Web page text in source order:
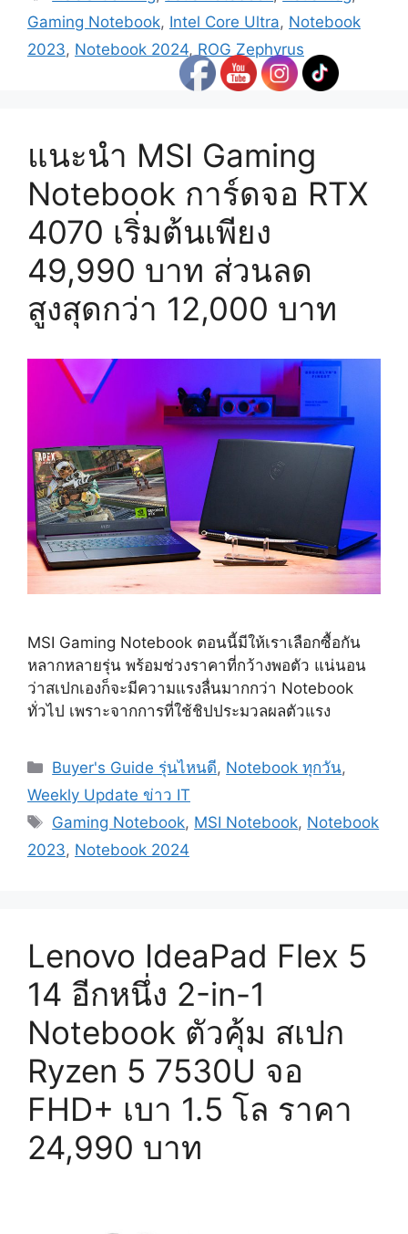
Gaming Notebook, Intel Core Ultra, Notebook
2023, Notebook 2024, ROG Zephyrus
แนะนำ MSI Gaming
Notebook การ์ดจอ RTX
4070 เริ่มต้นเพียง
49,990 บาท ส่วนลด
สูงสุดกว่า 12,000 บาท
MSI Gaming Notebook ตอนนี้มีให้เราเลือกซื้อกัน
หลากหลายรุ่น พร้อมช่วงราคาที่กว้างพอตัว แน่นอน
ว่าสเปกเองก็จะมีความแรงลื่นมากกว่า Notebook
ทั่วไป เพราะจากการที่ใช้ชิปประมวลผลตัวแรง
Categories
Buyer's Guide รุ่นไหนดี, Notebook ทุกวัน,
Weekly Update ข่าว IT
Tags
Gaming Notebook, MSI Notebook, Notebook
2023, Notebook 2024
Lenovo IdeaPad Flex 5
14 อีกหนึ่ง 2-in-1
Notebook ตัวคุ้ม สเปก
Ryzen 5 7530U จอ
FHD+ เบา 1.5 โล ราคา
24,990 บาท